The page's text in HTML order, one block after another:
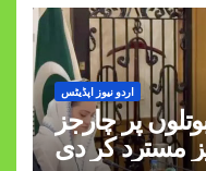
اردو نیوز اپڈیٹس
پر چارجز
مسترد کر دی